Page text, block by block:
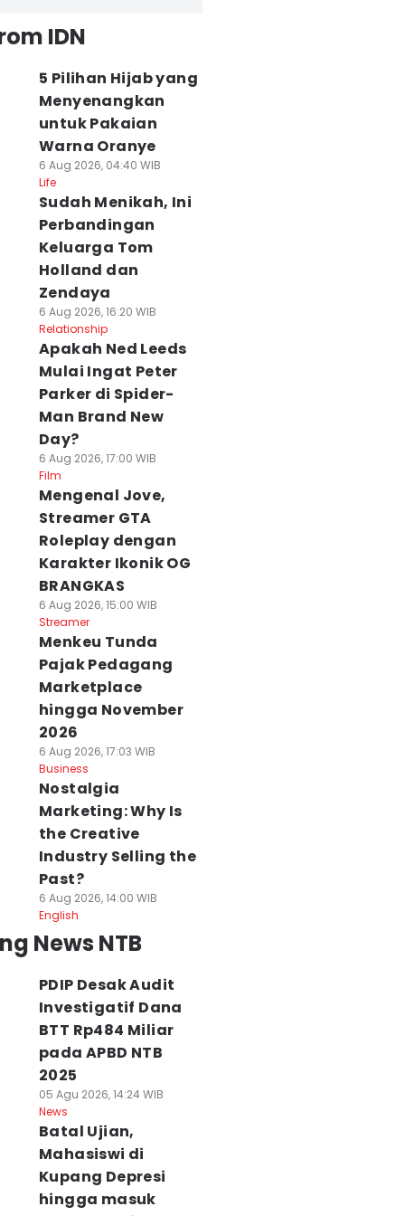
IDN
5 Pilihan Hijab yang
Menyenangkan
untuk Pakaian
Warna Oranye
6 Aug 2026, 04:40 WIB
Life
Sudah Menikah, Ini
Perbandingan
Keluarga Tom
Holland dan
Zendaya
6 Aug 2026, 16:20 WIB
Relationship
Apakah Ned Leeds
Mulai Ingat Peter
Parker di Spider-
Man Brand New
Day?
6 Aug 2026, 17:00 WIB
Film
Mengenal Jove,
Streamer GTA
Roleplay dengan
Karakter Ikonik OG
BRANGKAS
6 Aug 2026, 15:00 WIB
Streamer
Menkeu Tunda
Pajak Pedagang
Marketplace
hingga November
2026
6 Aug 2026, 17:03 WIB
Business
Nostalgia
Marketing: Why Is
the Creative
Industry Selling the
Past?
6 Aug 2026, 14:00 WIB
English
News NTB
PDIP Desak Audit
Investigatif Dana
BTT Rp484 Miliar
pada APBD NTB
2025
05 Agu 2026, 14:24 WIB
News
Batal Ujian,
Mahasiswi di
Kupang Depresi
hingga masuk